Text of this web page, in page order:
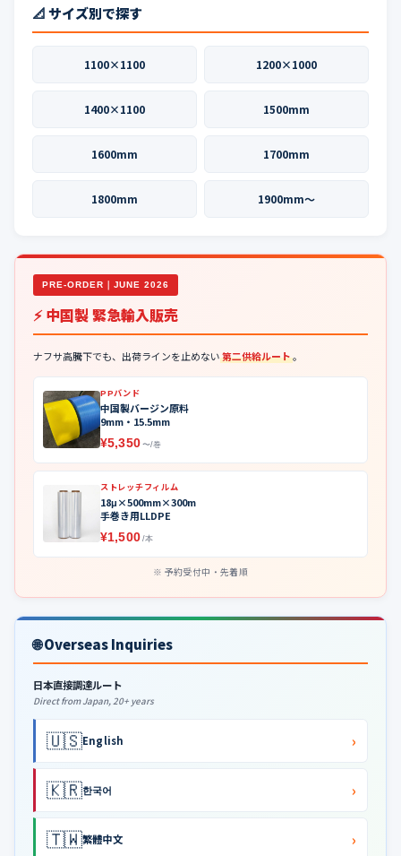
📐 サイズ別で探す
1100×1100 1200×1000
1400×1100 1500mm
1600mm 1700mm
1800mm 1900mm〜
PRE-ORDER｜JUNE 2026
⚡ 中国製 緊急輸入販売
ナフサ高騰下でも、出荷ラインを止めない第二供給ルート。
PPバンド
中国製バージン原料
9mm・15.5mm
¥5,350 〜/巻
ストレッチフィルム
18μ×500mm×300m
手巻き用LLDPE
¥1,500 /本
予約受付中・先着順
🌐 Overseas Inquiries
日本直接調達ルート
Direct from Japan, 20+ years
🇺🇸English ›
🇰🇷한국어 ›
🇹🇼繁體中文 ›